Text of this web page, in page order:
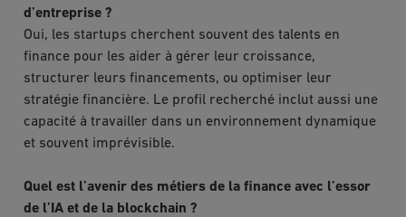
d’entreprise ?
Oui, les startups cherchent souvent des talents en
finance pour les aider à gérer leur croissance,
structurer leurs financements, ou optimiser leur
stratégie financière. Le profil recherché inclut aussi une
capacité à travailler dans un environnement dynamique
et souvent imprévisible.
Quel est l’avenir des métiers de la finance avec l’essor
de l’IA et de la blockchain ?